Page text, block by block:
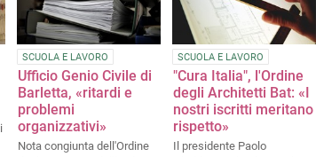
vivo degli eventi relativi ad
“un secolo di Architettura” in
occasione del Centenario
della nascita dell’Ordine
degli Architetti
SCUOLA E LAVORO
Ufficio Genio Civile di
Barletta, «ritardi e
problemi
organizzativi»
Nota congiunta dell'Ordine
SCUOLA E LAVORO
"Cura Italia", l'Ordine
degli Architetti Bat: «I
nostri iscritti meritano
rispetto»
Il presidente Paolo